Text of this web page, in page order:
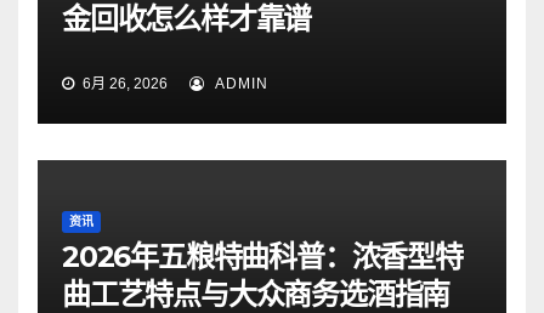
金回收怎么样才靠谱
6月 26, 2026 ADMIN
资讯
2026年五粮特曲科普：浓香型特
曲工艺特点与大众商务选酒指南